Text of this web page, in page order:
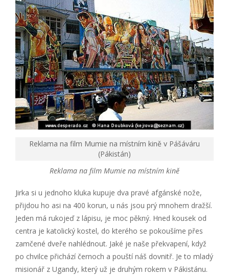
Reklama na film Mumie na místním kině v Pášáváru
(Pákistán)
Reklama na film Mumie na místním kině
Jirka si u jednoho kluka kupuje dva pravé afgánské nože,
přijdou ho asi na 400 korun, u nás jsou prý mnohem dražší.
Jeden má rukojeď z lápisu, je moc pěkný. Hned kousek od
centra je katolický kostel, do kterého se pokoušíme přes
zamčené dveře nahlédnout. Jaké je naše překvapení, když
po chvilce přichází černoch a pouští náš dovnitř. Je to mladý
misionář z Ugandy, který už je druhým rokem v Pákistánu.